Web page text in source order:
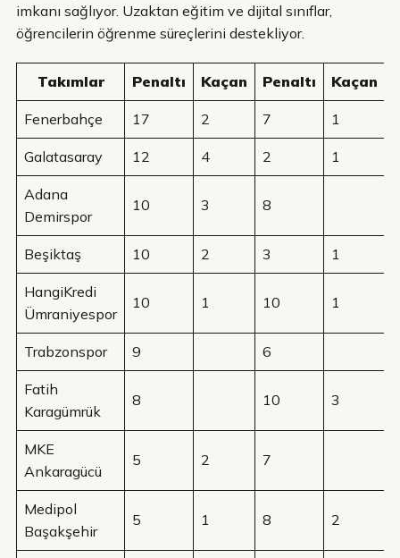
imkanı sağlıyor. Uzaktan eğitim ve dijital sınıflar,
öğrencilerin öğrenme süreçlerini destekliyor.
Takımlar Penaltı Kaçan Penaltı Kaçan
Fenerbahçe 17 2 7 1
Galatasaray 12 4 2 1
Adana
Demirspor
10 3 8
Beşiktaş 10 2 3 1
HangiKredi
Ümraniyespor
10 1 10 1
Trabzonspor 9 6
Fatih
Karagümrük
8 10 3
MKE
Ankaragücü
5 2 7
Medipol
Başakşehir
5 1 8 2